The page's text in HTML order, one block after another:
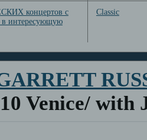
концертов с
в интересующую
Classic
Venice/ with